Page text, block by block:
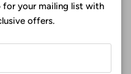
for your mailing list with
offers.